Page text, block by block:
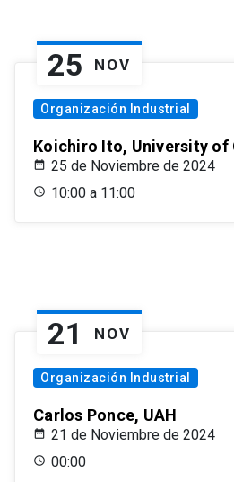
25 NOV
Organización Industrial
Koichiro Ito, University of
25 de Noviembre de 2024
10:00 a 11:00
21 NOV
Organización Industrial
Carlos Ponce, UAH
21 de Noviembre de 2024
00:00